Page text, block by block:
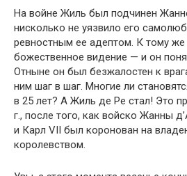
На войне Жиль был подчинен
нисколько не уязвило его
ревностным ее адептом. К тому
божественное видение — и он
Отныне он был безжалостен к
ним шаг в шаг. Многие ли
в 25 лет? А Жиль де Ре стал! Это
г., после того, как войско Жанны
и Карл VII был коронован на
королевством.